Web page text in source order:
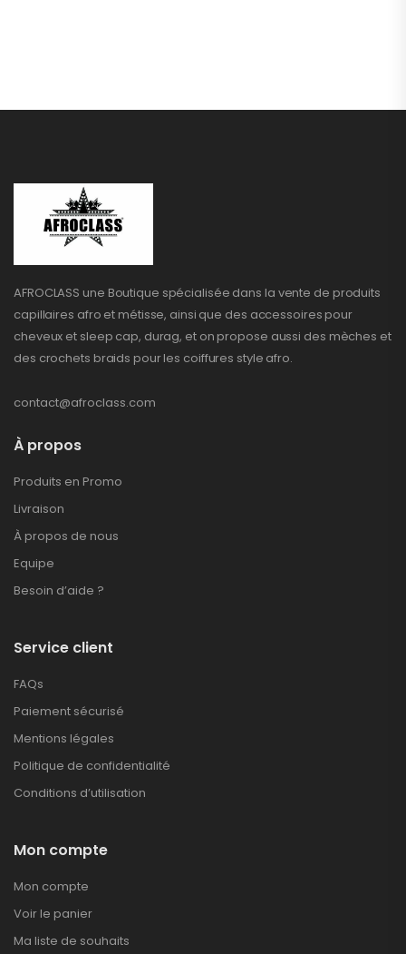
AFROCLASS une Boutique spécialisée dans la vente de produits
capillaires afro et métisse, ainsi que des accessoires pour
cheveux et sleep cap, durag, et on propose aussi des mèches et
des crochets braids pour les coiffures style afro.
contact@afroclass.com
À propos
Produits en Promo
Livraison
À propos de nous
Equipe
Besoin d’aide ?
Service client
FAQs
Paiement sécurisé
Mentions légales
Politique de confidentialité
Conditions d’utilisation
Mon compte
Mon compte
Voir le panier
Ma liste de souhaits